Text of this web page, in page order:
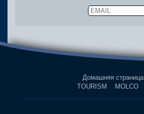
Email
Домашняя страница
TOURISM
MOLCO